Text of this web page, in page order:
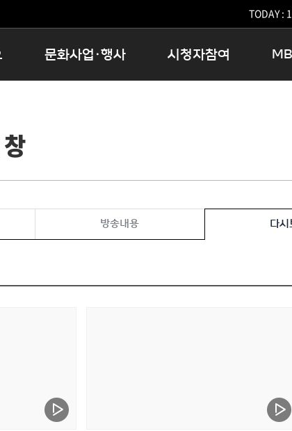
TODAY :
하루
탁해!
문화사업·행사
충청북도 음식문화페스타
청원생명쌀 대청호마라톤
문화행사 아카이빙
시청자참여
오시는
결산공
방송내용 다시